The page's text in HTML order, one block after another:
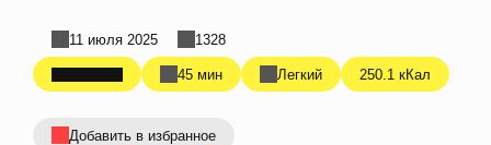
45 мин Легкий 250.1 кКал
11 июля 2025 1328
Добавить в избранное